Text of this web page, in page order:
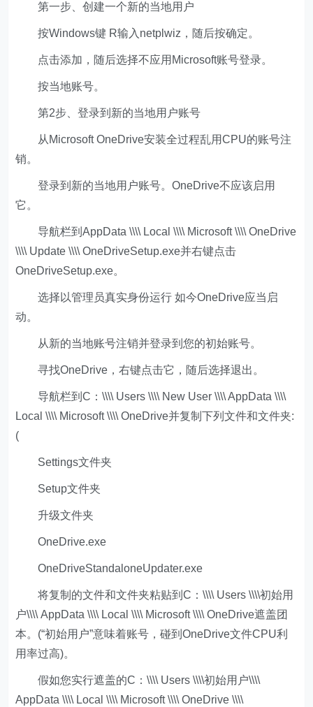
第一步、创建一个新的当地用户
按Windows键 R输入netplwiz，随后按确定。
点击添加，随后选择不应用Microsoft账号登录。
按当地账号。
第2步、登录到新的当地用户账号
从Microsoft OneDrive安装全过程乱用CPU的账号注
销。
登录到新的当地用户账号。OneDrive不应该启用
它。
导航栏到AppData \\\\ Local \\\\ Microsoft \\\\ OneDrive
\\\\ Update \\\\ OneDriveSetup.exe并右键点击
OneDriveSetup.exe。
选择以管理员真实身份运行 如今OneDrive应当启
动。
从新的当地账号注销并登录到您的初始账号。
寻找OneDrive，右键点击它，随后选择退出。
导航栏到C：\\\\ Users \\\\ New User \\\\ AppData \\\\
Local \\\\ Microsoft \\\\ OneDrive并复制下列文件和文件夹:
(
Settings文件夹
Setup文件夹
升级文件夹
OneDrive.exe
OneDriveStandaloneUpdater.exe
将复制的文件和文件夹粘贴到C：\\\\ Users \\\\初始用
户\\\\ AppData \\\\ Local \\\\ Microsoft \\\\ OneDrive遮盖团
本。(“初始用户”意味着账号，碰到OneDrive文件CPU利
用率过高)。
假如您实行遮盖的C：\\\\ Users \\\\初始用户\\\\
AppData \\\\ Local \\\\ Microsoft \\\\ OneDrive \\\\